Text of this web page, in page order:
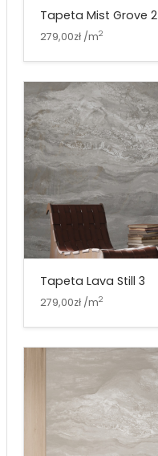
Tapeta Mist Grove 2
279,00zł /m2
Tapeta Lava Still 3
279,00zł /m2